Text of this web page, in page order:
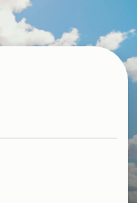
TROTE?